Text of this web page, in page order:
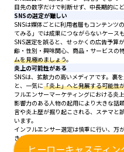
目先の数字だけで判断せず、中長期的に
SNSの選定が難しい
SNSは媒体ごとに利用者層もコンテンツ
てみる」では成果につながらないケースも
SNS選定を誤ると、せっかくの広告予算
齢・性別・興味関心、商品・サービスの
ムを見極めましょう。
炎上の可能性がある
SNSは、拡散力の高いメディアです。裏
と、一気に「炎上」へと発展する可能性
フルエンサーマーケティングにおける炎上
影響力のある人物の起用により大きな話
言や炎上歴が掘り起こされる、ステマと
います。
インフルエンサー選定は慎重に行い、万
きましょう。